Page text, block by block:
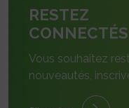
RESTEZ
CONNECTÉS
Vous souhaitez
nouveautés,